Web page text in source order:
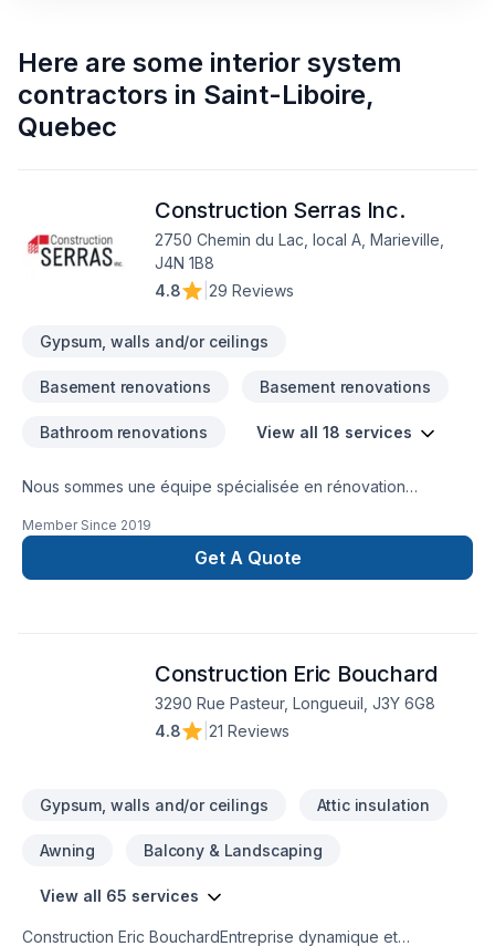
Here are some interior system
contractors in Saint-Liboire,
Quebec
Construction Serras Inc.
2750 Chemin du Lac, local A, Marieville,
J4N 1B8
4.8
29 Reviews
Gypsum, walls and/or ceilings
Basement renovations Basement renovations
Bathroom renovations View all 18 services
Nous sommes une équipe spécialisée en rénovation
pour la réalisation de salles de bain, cuisine, sous-sol,
agrandissement, installation de planchers et autres projets sur
mesure.
Member Since 2019
Get A Quote
Construction Eric Bouchard
3290 Rue Pasteur, Longueuil, J3Y 6G8
4.8
21 Reviews
Gypsum, walls and/or ceilings Attic insulation
Awning Balcony & Landscaping
View all 65 services
Construction Eric BouchardEntreprise dynamique et